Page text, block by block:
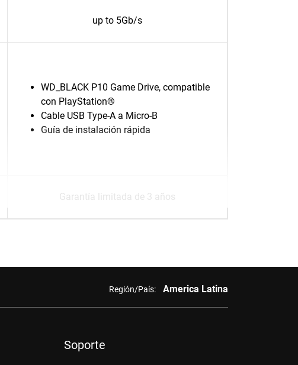
up to 5Gb/s
WD_BLACK P10 Game Drive, compatible
con PlayStation®
Cable USB Type-A a Micro-B
Guía de instalación rápida
Garantía limitada de 3 años
Región/País: America Latina
Soporte